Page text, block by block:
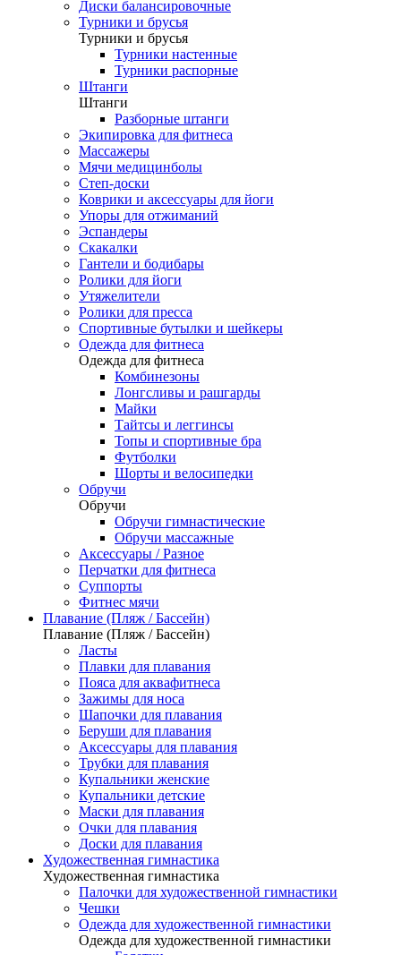
Диски балансировочные
Турники и брусья
Турники и брусья
Турники настенные
Турники распорные
Штанги
Штанги
Разборные штанги
Экипировка для фитнеса
Массажеры
Мячи медицинболы
Степ-доски
Коврики и аксессуары для йоги
Упоры для отжиманий
Эспандеры
Скакалки
Гантели и бодибары
Ролики для йоги
Утяжелители
Ролики для пресса
Спортивные бутылки и шейкеры
Одежда для фитнеса
Одежда для фитнеса
Комбинезоны
Лонгсливы и рашгарды
Майки
Тайтсы и леггинсы
Топы и спортивные бра
Футболки
Шорты и велосипедки
Обручи
Обручи
Обручи гимнастические
Обручи массажные
Аксессуары / Разное
Перчатки для фитнеса
Суппорты
Фитнес мячи
Плавание (Пляж / Бассейн)
Плавание (Пляж / Бассейн)
Ласты
Плавки для плавания
Пояса для аквафитнеса
Зажимы для носа
Шапочки для плавания
Беруши для плавания
Аксессуары для плавания
Трубки для плавания
Купальники женские
Купальники детские
Маски для плавания
Очки для плавания
Доски для плавания
Художественная гимнастика
Художественная гимнастика
Палочки для художественной гимнастики
Чешки
Одежда для художественной гимнастики
Одежда для художественной гимнастики